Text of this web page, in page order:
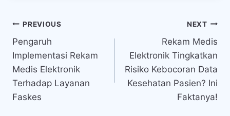
Navigasi
pos
PREVIOUS
Pengaruh
Implementasi Rekam
Medis Elektronik
Terhadap Layanan
Faskes
NEXT
Rekam Medis
Elektronik Tingkatkan
Risiko Kebocoran Data
Kesehatan Pasien? Ini
Faktanya!